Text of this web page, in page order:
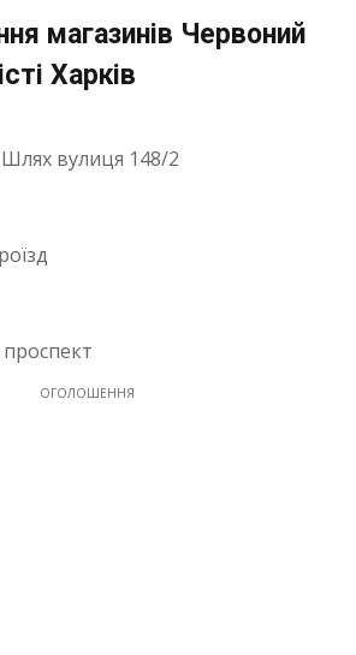
магазинів Червоний
Харків
вулиця 148/2
ОГОЛОШЕННЯ